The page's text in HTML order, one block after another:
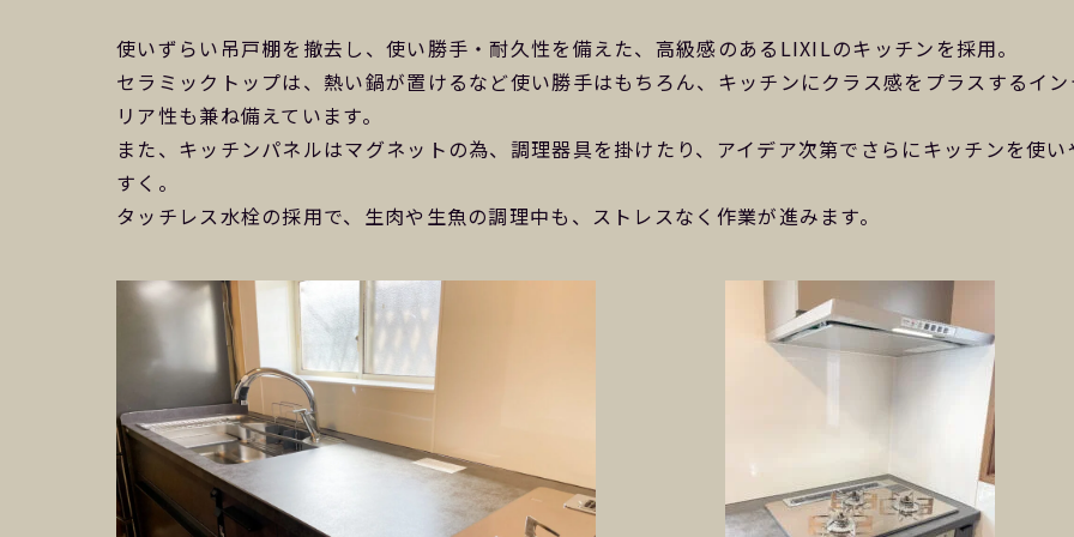
使いずらい吊戸棚を撤去し、使い勝手・耐久性を備えた、高級感のあるLIXILのキッチンを採用。
セラミックトップは、熱い鍋が置けるなど使い勝手はもちろん、キッチンにクラス感をプラスするイ
リア性も兼ね備えています。
また、キッチンパネルはマグネットの為、調理器具を掛けたり、アイデア次第でさらにキッチンを使い
すく。
タッチレス水栓の採用で、生肉や生魚の調理中も、ストレスなく作業が進みます。